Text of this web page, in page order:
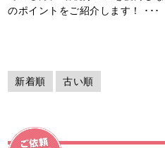
のポイントをご紹介します！ ･･･
新着順 古い順